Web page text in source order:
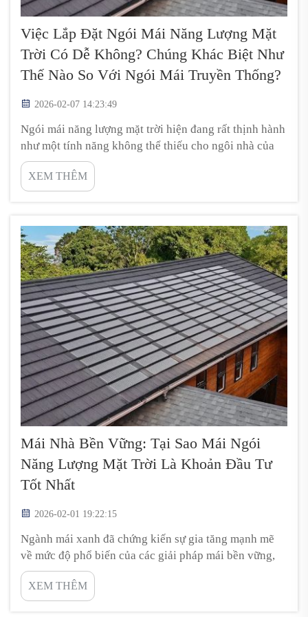
Việc Lắp Đặt Ngói Mái Năng Lượng Mặt
Trời Có Dễ Không? Chúng Khác Biệt Như
Thế Nào So Với Ngói Mái Truyền Thống?
2026-02-07 14:23:49
Ngói mái năng lượng mặt trời hiện đang rất thịnh hành
như một tính năng không thể thiếu cho ngôi nhà của
bạn ngày nay. Đây là một giải pháp tuyệt vời để tạo ra
năng lượng xanh và giảm chi phí điện hàng tháng. Tuy
nhiên, điều này thực sự có làm việc lắp đặt trở nên dễ
XEM THÊM
Mái Nhà Bền Vững: Tại Sao Mái Ngói
Năng Lượng Mặt Trời Là Khoản Đầu Tư
Tốt Nhất
2026-02-01 19:22:15
Ngành mái xanh đã chứng kiến sự gia tăng mạnh mẽ
về mức độ phổ biến của các giải pháp mái bền vững,
và một trong những giải pháp mái tốt nhất được đưa ra
chính là mái ngói năng lượng mặt trời. Những loại mái
này không chỉ có tính thẩm mỹ cao mà còn giúp tiết
XEM THÊM